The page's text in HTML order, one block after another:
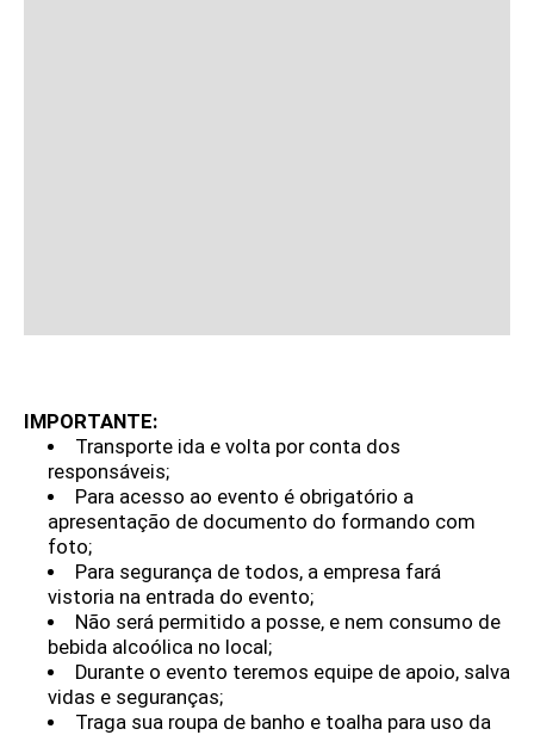
IMPORTANTE:
Transporte ida e volta por conta dos
responsáveis;
Para acesso ao evento é obrigatório a
apresentação de documento do formando com
foto;
Para segurança de todos, a empresa fará
vistoria na entrada do evento;
Não será permitido a posse, e nem consumo de
bebida alcoólica no local;
Durante o evento teremos equipe de apoio, salva
vidas e seguranças;
Traga sua roupa de banho e toalha para uso da